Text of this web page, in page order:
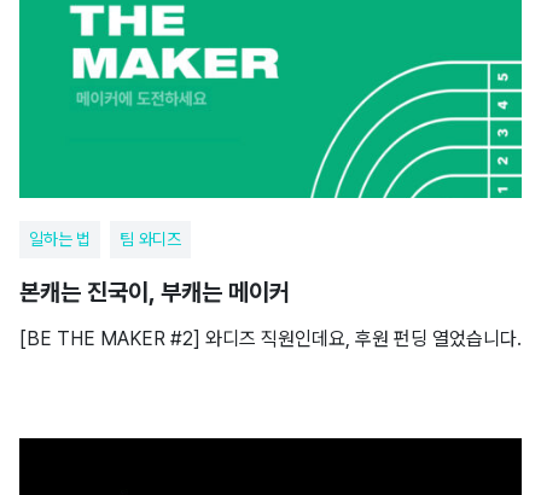
일하는 법 팀 와디즈
본캐는 진국이, 부캐는 메이커
[BE THE MAKER #2] 와디즈 직원인데요, 후원 펀딩 열었습니다.